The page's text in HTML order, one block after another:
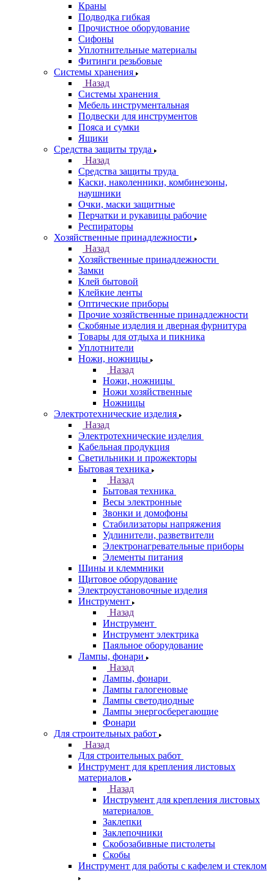
Краны
Подводка гибкая
Прочистное оборудование
Сифоны
Уплотнительные материалы
Фитинги резьбовые
Системы хранения
Назад
Системы хранения
Мебель инструментальная
Подвески для инструментов
Пояса и сумки
Ящики
Средства защиты труда
Назад
Средства защиты труда
Каски, наколенники, комбинезоны,
наушники
Очки, маски защитные
Перчатки и рукавицы рабочие
Респираторы
Хозяйственные принадлежности
Назад
Хозяйственные принадлежности
Замки
Клей бытовой
Клейкие ленты
Оптические приборы
Прочие хозяйственные принадлежности
Скобяные изделия и дверная фурнитура
Товары для отдыха и пикника
Уплотнители
Ножи, ножницы
Назад
Ножи, ножницы
Ножи хозяйственные
Ножницы
Электротехнические изделия
Назад
Электротехнические изделия
Кабельная продукция
Светильники и прожекторы
Бытовая техника
Назад
Бытовая техника
Весы электронные
Звонки и домофоны
Стабилизаторы напряжения
Удлинители, разветвители
Электронагревательные приборы
Элементы питания
Шины и клеммники
Щитовое оборудование
Электроустановочные изделия
Инструмент
Назад
Инструмент
Инструмент электрика
Паяльное оборудование
Лампы, фонари
Назад
Лампы, фонари
Лампы галогеновые
Лампы светодиодные
Лампы энергосберегающие
Фонари
Для строительных работ
Назад
Для строительных работ
Инструмент для крепления листовых
материалов
Назад
Инструмент для крепления листовых
материалов
Заклепки
Заклепочники
Скобозабивные пистолеты
Скобы
Инструмент для работы с кафелем и стеклом